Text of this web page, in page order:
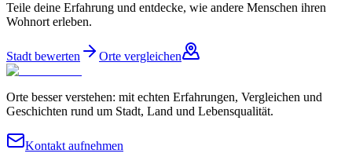
Teile deine Erfahrung und entdecke, wie andere Menschen ihren
Wohnort erleben.
Stadt bewerten Orte vergleichen
Orte besser verstehen: mit echten Erfahrungen, Vergleichen und
Geschichten rund um Stadt, Land und Lebensqualität.
Kontakt aufnehmen